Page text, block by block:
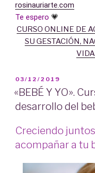
rosinauriarte.com
Te espero 💗
CURSO ONLINE DE
SU GESTACIÓN,
PUBLICADO
EL
03/12/2019
«BEBÉ Y YO».
desarrollo del
Creciendo
acompañar a tu